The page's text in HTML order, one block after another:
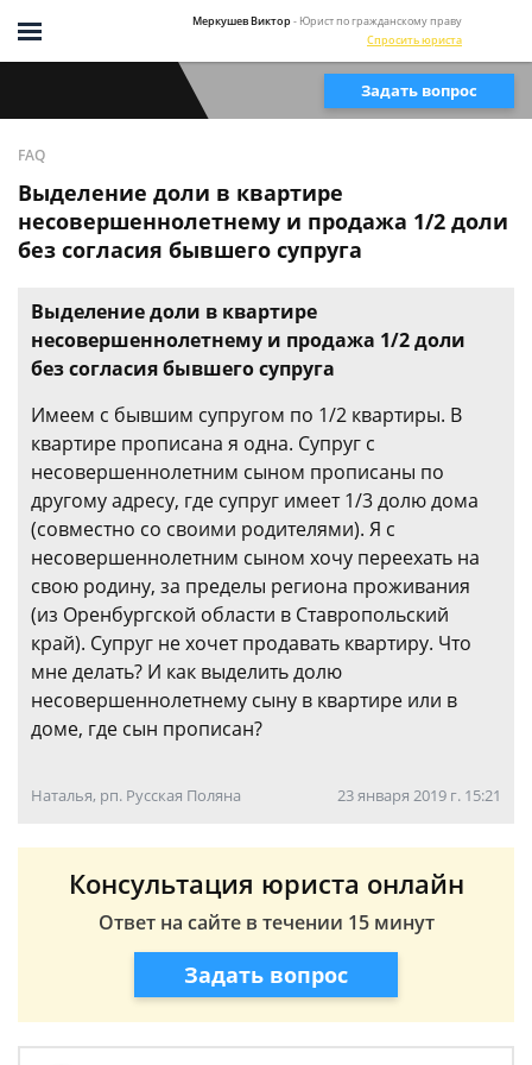
Меркушев Виктор- Юрист по гражданскому праву
Спросить юриста
Задать вопрос
FAQ
Выделение доли в квартире
несовершеннолетнему и продажа 1/2 доли
без согласия бывшего супруга
Выделение доли в квартире
несовершеннолетнему и продажа 1/2 доли
без согласия бывшего супруга
Имеем с бывшим супругом по 1/2 квартиры. В
квартире прописана я одна. Супруг с
несовершеннолетним сыном прописаны по
другому адресу, где супруг имеет 1/3 долю дома
(совместно со своими родителями). Я с
несовершеннолетним сыном хочу переехать на
свою родину, за пределы региона проживания
(из Оренбургской области в Ставропольский
край). Супруг не хочет продавать квартиру. Что
мне делать? И как выделить долю
несовершеннолетнему сыну в квартире или в
доме, где сын прописан?
Наталья, рп. Русская Поляна 23 января 2019 г. 15:21
Консультация юриста онлайн
Ответ на сайте в течении 15 минут
Задать вопрос